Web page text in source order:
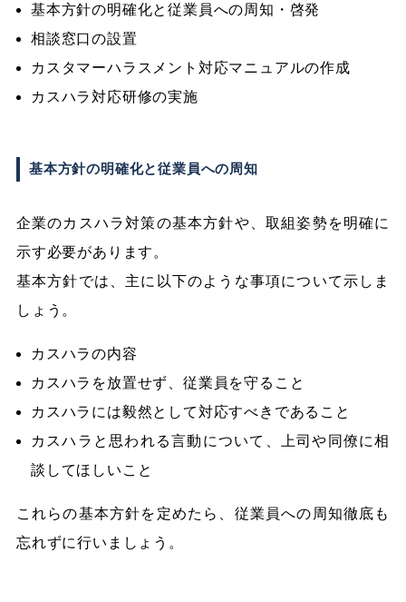
基本方針の明確化と従業員への周知・啓発
相談窓口の設置
カスタマーハラスメント対応マニュアルの作成
カスハラ対応研修の実施
基本方針の明確化と従業員への周知
企業のカスハラ対策の基本方針や、取組姿勢を明確に
示す必要があります。
基本方針では、主に以下のような事項について示しま
しょう。
カスハラの内容
カスハラを放置せず、従業員を守ること
カスハラには毅然として対応すべきであること
カスハラと思われる言動について、上司や同僚に相
談してほしいこと
これらの基本方針を定めたら、従業員への周知徹底も
忘れずに行いましょう。